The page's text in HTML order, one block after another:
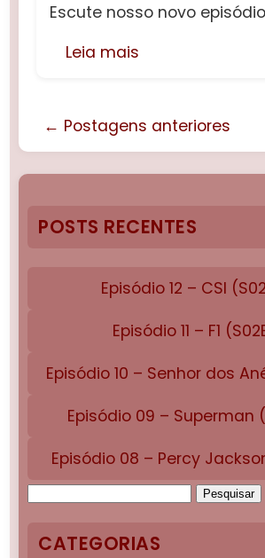
Escute nosso novo
Leia mais
← Postagens anteriores
POSTS RECENTES
Episódio 12 – CSI
Episódio 11 – F1
Episódio 10 – Senhor dos
Episódio 09 – Superman
Episódio 08 – Percy
Pesquisar
CATEGORIAS